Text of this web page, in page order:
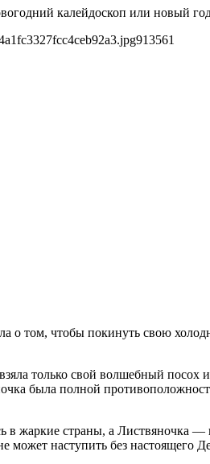
калейдоскоп или новый
913561
том, чтобы покинуть свою
только свой волшебный
была полной
в жаркие страны, а Листвяночка
наступить без настоящего